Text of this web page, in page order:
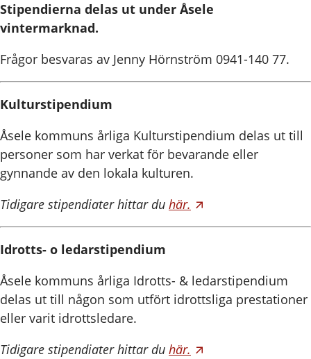
Stipendierna delas ut under Åsele
vintermarknad.
Frågor besvaras av Jenny Hörnström 0941-140 77.
Kulturstipendium
Åsele kommuns årliga Kulturstipendium delas ut till
personer som har verkat för bevarande eller
gynnande av den lokala kulturen.
Tidigare stipendiater hittar du här.
Idrotts- o ledarstipendium
Åsele kommuns årliga Idrotts- & ledarstipendium
delas ut till någon som utfört idrottsliga prestationer
eller varit idrottsledare.
Tidigare stipendiater hittar du här.